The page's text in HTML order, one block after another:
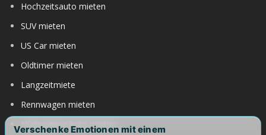
Hochzeitsauto mieten
SUV mieten
US Car mieten
Oldtimer mieten
Langzeitmiete
Rennwagen mieten
Nürburgring Auto mieten
Verschenke Emotionen mit einem